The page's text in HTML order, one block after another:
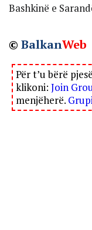
Bashkinë e
© BalkanWeb
Për t’u bërë
klikoni: Join
menjëherë.